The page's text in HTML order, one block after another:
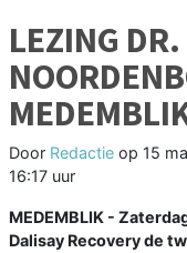
LEZING
Door Redactie op 15
16:17 uur
MEDEMBLIK -
Dalisay Recovery de